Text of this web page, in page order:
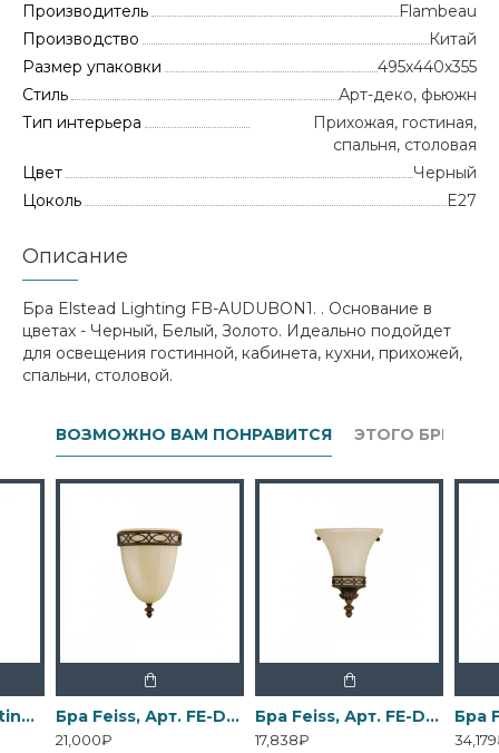
Производитель
Flambeau
Производство
Китай
Размер упаковки
495x440x355
Стиль
Арт-деко, фьюжн
Тип интерьера
Прихожая, гостиная,
спальня, столовая
Цвет
Черный
Цоколь
E27
Описание
Бра Elstead Lighting FB-AUDUBON1. . Основание в
цветах - Черный, Белый, Золото. Идеально подойдет
для освещения гостинной, кабинета, кухни, прихожей,
спальни, столовой.
ВОЗМОЖНО ВАМ ПОНРАВИТСЯ ЭТОГО БРЕНДА
Бра Elstead Lighting, Арт. DL-COSMOS1 Бра Feiss, Арт. FE-DRAWING-ROOM-WU1
21,000₽
Бра Feiss, Арт. FE-DRAWING-ROOM-WU2
17,838₽